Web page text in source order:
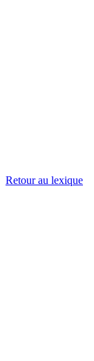
Retour au lexique